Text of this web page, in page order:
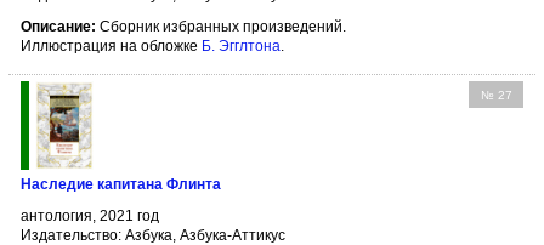
Описание: Сборник избранных произведений.
Иллюстрация на обложке Б. Эгглтона.
№ 27
Наследие капитана Флинта
антология, 2021 год
Издательство: Азбука, Азбука-Аттикус